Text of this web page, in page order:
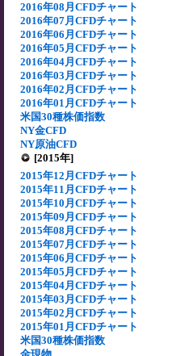
2016年08月CFDチャート
2016年07月CFDチャート
2016年06月CFDチャート
2016年05月CFDチャート
2016年04月CFDチャート
2016年03月CFDチャート
2016年02月CFDチャート
2016年01月CFDチャート
米国30種株価指数
NY金CFD
NY原油CFD
[2015年]
2015年12月CFDチャート
2015年11月CFDチャート
2015年10月CFDチャート
2015年09月CFDチャート
2015年08月CFDチャート
2015年07月CFDチャート
2015年06月CFDチャート
2015年05月CFDチャート
2015年04月CFDチャート
2015年03月CFDチャート
2015年02月CFDチャート
2015年01月CFDチャート
米国30種株価指数